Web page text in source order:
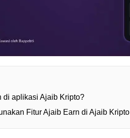
di aplikasi Ajaib Kripto?
Fitur Ajaib Earn di Ajaib Kripto